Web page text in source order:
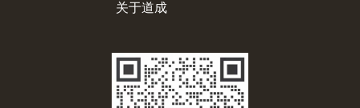
关于道成